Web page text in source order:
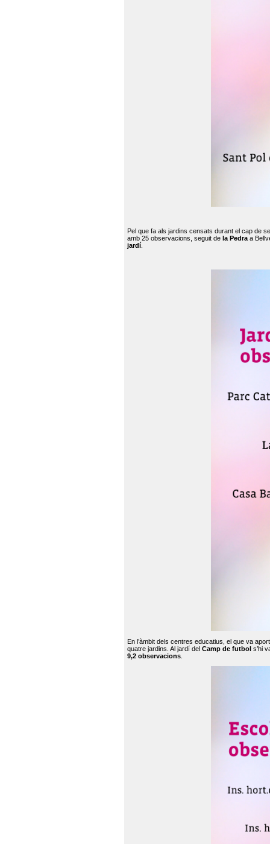
Pel que fa als jardins censats durant el cap de
amb 25 observacions, seguit de la Pedra a
jardí
En l’àmbit dels centres educatius, el que va
quatre jardins. Al jardí del Camp de futbol s’hi
9,2 observacions